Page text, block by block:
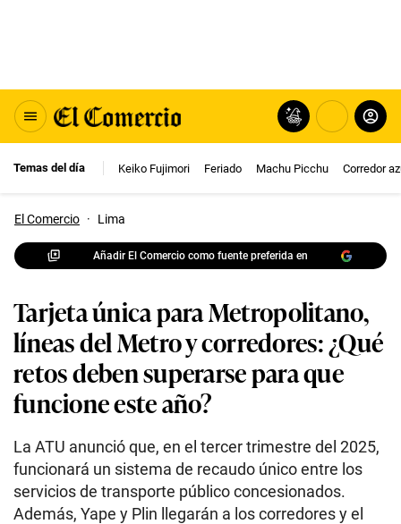
Temas del día Keiko Fujimori Feriado Machu Picchu Corredor
El Comercio · Lima
Añadir El Comercio como fuente preferida en
Tarjeta única para Metropolitano,
líneas del Metro y corredores: ¿Qué
retos deben superarse para que
funcione este año?
La ATU anunció que, en el tercer trimestre del 2025,
funcionará un sistema de recaudo único entre los
servicios de transporte público concesionados.
Además, Yape y Plin llegarán a los corredores y el